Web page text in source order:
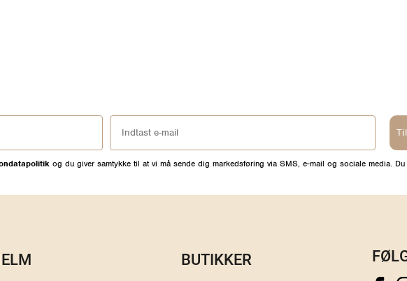
og du giver samtykke til at vi må sende dig markedsføring via SMS, e-mail og sociale media. Du
BUTIKKER